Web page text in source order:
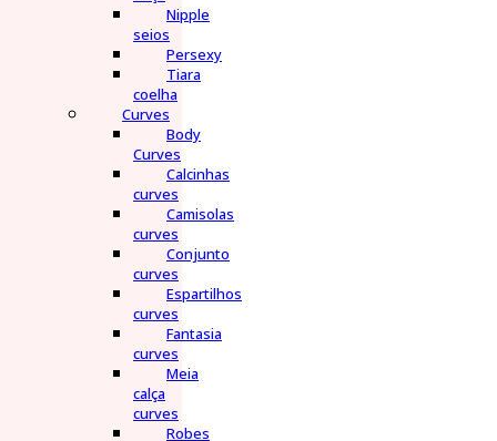
Nipple
seios
Persexy
Tiara
coelha
Curves
Body
Curves
Calcinhas
curves
Camisolas
curves
Conjunto
curves
Espartilhos
curves
Fantasia
curves
Meia
calça
curves
Robes